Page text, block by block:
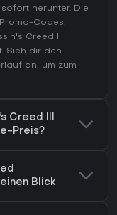
sofort herunter. Die
Codes,
Creed III
Sieh dir den
an, um zum
Creed III
Preis?
Blick